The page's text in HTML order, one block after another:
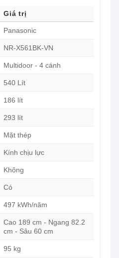
Giá trị
Panasonic
NR-X561BK-VN
Multidoor - 4 cánh
540 Lít
186 lít
293 lít
Mặt thép
Kính chịu lực
Không
Có
497 kWh/năm
Cao 189 cm - Ngang 82.2
cm - Sâu 60 cm
95 kg